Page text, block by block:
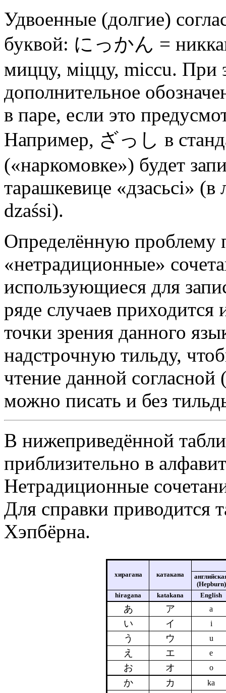
Удвоенные (долгие)
буквой: にっかん =
миццу, міццу, miccu. При
дополнительное
в паре, если это
Например, ざっし в
(«наркомовке») будет
тарашкевице «дзасьсі» (в
dzaśsi).
Определённую проблему
«нетрадиционные»
использующиеся для
ряде случаев приходится
точки зрения данного
надстрочную тильду,
чтение данной согласной
можно писать и без
В нижеприведённой
приблизительно в
Нетрадиционные
Для справки приводится
Хэпбёрна.
хирагана катакана
(Hepburn)
hiragana
katakana English
あ ア a
い イ i
う ウ u
え エ e
お オ o
か カ ka